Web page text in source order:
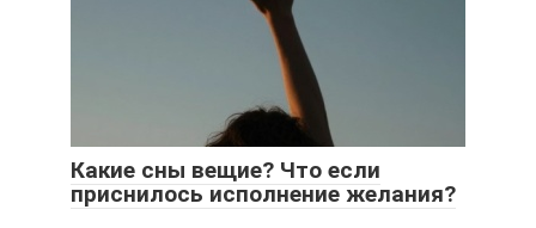
Какие сны вещие? Что если
приснилось исполнение желания?